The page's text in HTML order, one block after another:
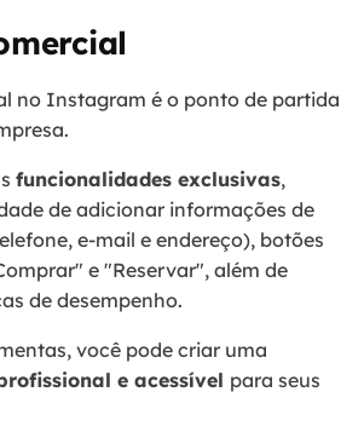
no Instagram é o ponto de partida
funcionalidades exclusivas,
de adicionar informações de
e-mail e endereço), botões
e "Reservar", além de
de desempenho.
você pode criar uma
e acessível para seus